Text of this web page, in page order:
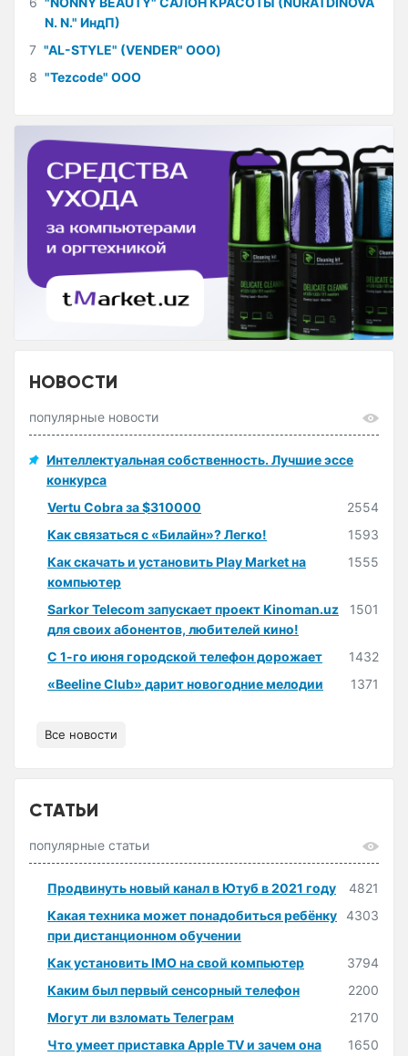
N. N." ИндП)
7 "AL-STYLE" (VENDER" ООО)
8 "Tezcode" ООО
НОВОСТИ
популярные новости
Интеллектуальная собственность. Лучшие эссе
конкурса
Vertu Cobra за $310000
2554
Как связаться с «Билайн»? Легко!
1593
Как скачать и установить Play Market на
компьютер
1555
Sarkor Telecom запускает проект Kinoman.uz
для своих абонентов, любителей кино!
1501
С 1-го июня городской телефон дорожает
1432
«Beeline Club» дарит новогодние мелодии
1371
Все новости
СТАТЬИ
популярные статьи
Продвинуть новый канал в Ютуб в 2021 году
4821
Какая техника может понадобиться ребёнку
при дистанционном обучении
4303
Как установить IMO на свой компьютер
3794
Каким был первый сенсорный телефон
2200
Могут ли взломать Телеграм
2170
Что умеет приставка Apple TV и зачем она
1650